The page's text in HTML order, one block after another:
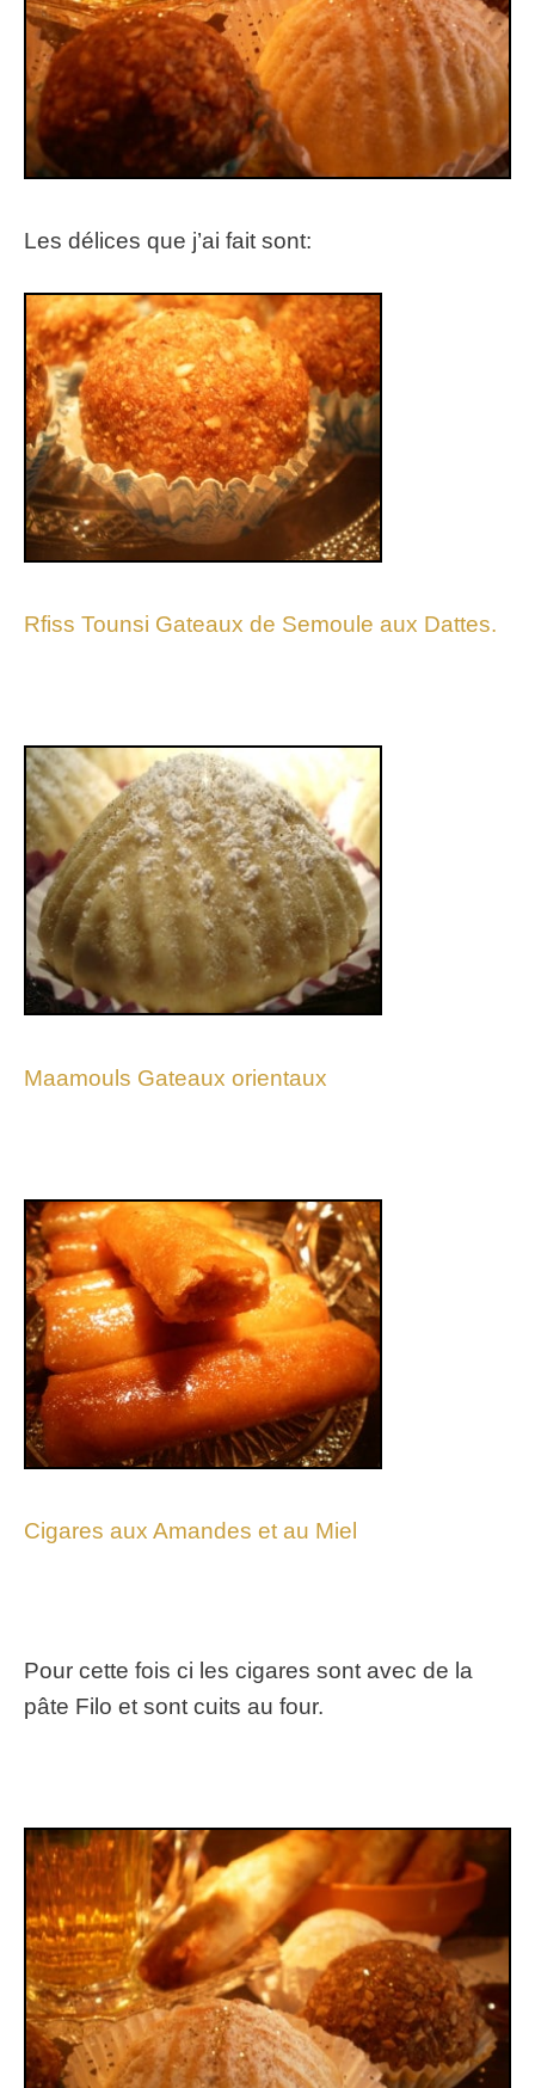
Les délices que j’ai fait sont:
Rfiss Tounsi Gateaux de Semoule aux Dattes.
Maamouls Gateaux orientaux
Cigares aux Amandes et au Miel
Pour cette fois ci les cigares sont avec de la
pâte Filo et sont cuits au four.